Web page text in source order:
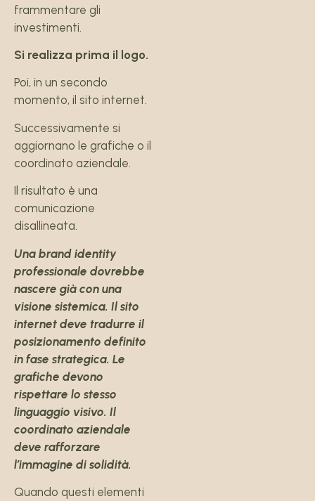
frammentare gli
investimenti.
Si realizza prima il logo.
Poi, in un secondo
momento, il sito internet.
Successivamente si
aggiornano le grafiche o il
coordinato aziendale.
Il risultato è una
comunicazione
disallineata.
Una brand identity
professionale dovrebbe
nascere già con una
visione sistemica. Il sito
internet deve tradurre il
posizionamento definito
in fase strategica. Le
grafiche devono
rispettare lo stesso
linguaggio visivo. Il
coordinato aziendale
deve rafforzare
l’immagine di solidità.
Quando questi elementi